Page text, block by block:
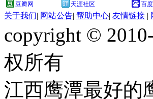
豆瓣网
天涯社区 百
关于我们| 网站公告| 帮助中心| 友情链接 |
copyright ©
权所有
江西鹰潭最好的